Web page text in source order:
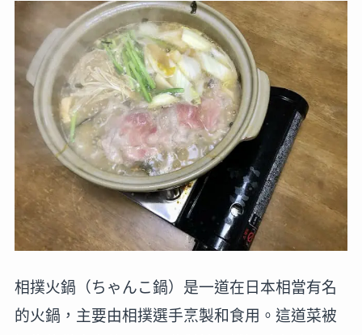
相撲火鍋（ちゃんこ鍋）是一道在日本相當有名
的火鍋，主要由相撲選手烹製和食用。這道菜被